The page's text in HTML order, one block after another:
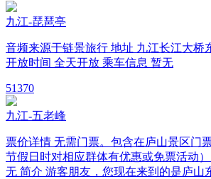
九江-琵琶亭
音频来源于链景旅行 地址 九江长江大桥
开放时间 全天开放 乘车信息 暂无
51370
九江-五老峰
票价详情 无需门票。包含在庐山景区门
节假日时对相应群体有优惠或免票活动
无 简介 游客朋友，您现在来到的是庐山